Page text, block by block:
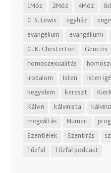
1Móz 2Móz 4Móz
C. S. Lewis
egyház
evangélium
evangéliumi
G. K. Chesterton
Genezis
homoszexualitás
irodalom
Isten Isten
kegyelem
kereszt
Kálvin
kálvinista
megváltás
Numeri
Szentlélek
Szentírás
Tűzfal
Tűzfal podcast